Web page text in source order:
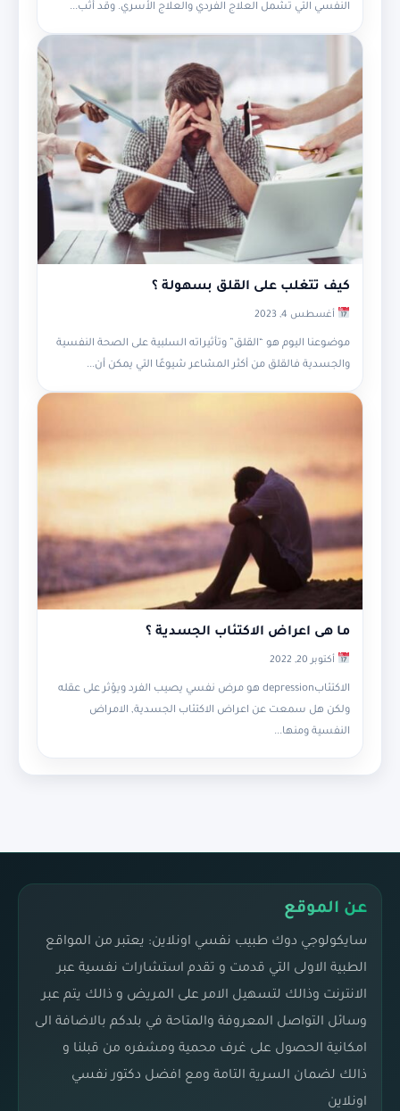
النفسي التي تشمل العلاج الفردي والعلاج الأسري. وقد أثب...
كيف تتغلب على القلق بسهولة ؟
أغسطس 4, 2023
موضوعنا اليوم هو “القلق” وتأثيراته السلبية على الصحة النفسية
والجسدية فالقلق من أكثر المشاعر شيوعًا التي يمكن أن...
ما هى اعراض الاكتئاب الجسدية ؟
أكتوبر 20, 2022
الاكتئابdepression هو مرض نفسي يصيب الفرد ويؤثر على عقله
ولكن هل سمعت عن اعراض الاكتئاب الجسدية, الامراض
النفسية ومنها...
عن الموقع
سايكولوجي دوك طبيب نفسي اونلاين: يعتبر من المواقع
الطبية الاولى التي قدمت و تقدم استشارات نفسية عبر
الانترنت وذالك لتسهيل الامر على المريض و ذالك يتم عبر
وسائل التواصل المعروفة والمتاحة في بلدكم بالاضافة الى
امكانية الحصول على غرف محمية ومشفره من قبلنا و
ذالك لضمان السرية التامة ومع افضل دكتور نفسي
اونلاين